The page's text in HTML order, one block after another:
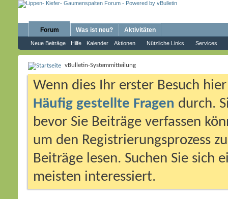
Forum
Neue Beiträge Hilfe Kalender Aktionen Nützliche Links Services
Was ist neu? Aktivitäten
vBulletin-Systemmitteilung
Wenn dies Ihr erster Besuch
Häufig gestellte Fragen durch.
bevor Sie Beiträge verfassen
um den Registrierungsprozess
Beiträge lesen. Suchen Sie sich
meisten interessiert.